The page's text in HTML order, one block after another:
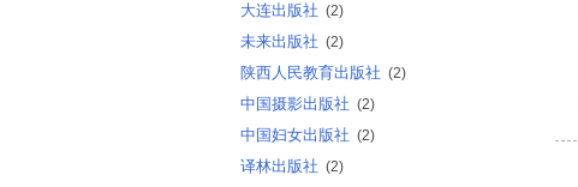
大连出版社 (2)
未来出版社 (2)
陕西人民教育出版社 (2)
中国摄影出版社 (2)
中国妇女出版社 (2)
译林出版社 (2)